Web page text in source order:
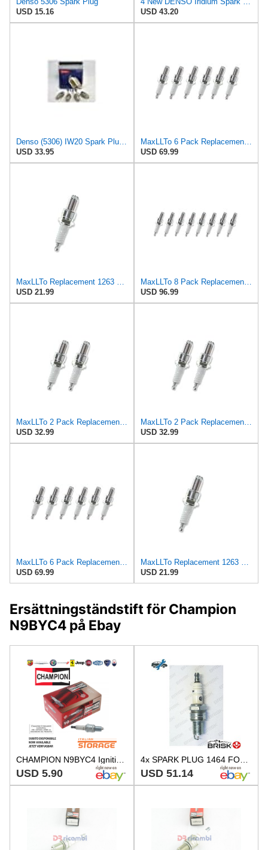
USD 15.16
USD 43.20
Denso (5306) IW20 Spark Plugs, Pack of 4
USD 33.95
USD 69.99
USD 21.99
USD 96.99
MaxLLTo 2 Pack Replacement 1263 Standard Spark Plug for Bosch W5DTC W6DTC W7DTC W8DTC for Champion
USD 32.99
USD 32.99
MaxLLTo 6 Pack Replacement 1263 Standard Spark Plug for Bosch W5DTC W6DTC W7DTC W8DTC for Champion
USD 69.99
USD 21.99
Ersättningständstift för Champion
N9BYC4 på Ebay
CHAMPION N9BYC4 Ignition Spark Plug New for VW AUDI TOYOTA NISSAN MAZDA KIA
USD 5.90
4x SPARK PLUG 1464 FOR VW GOLF/III/Cabriolet SCIROCCO PASSAT/B3/B4 JETTA POLO
USD 51.14